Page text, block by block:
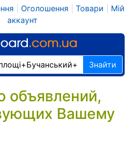
Оголошення Товари
Мій
аккаунт
Знайти
объявлений,
Вашему